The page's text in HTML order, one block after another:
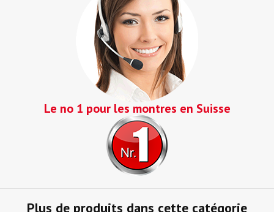
Le no 1 pour les montres en Suisse
Plus de produits dans cette catégorie